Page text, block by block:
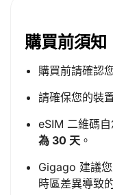
購買前須知
購買前請確認
請確保您的裝
eSIM 二維碼
為 30 天 。
Gigago 建議
時區差異導致